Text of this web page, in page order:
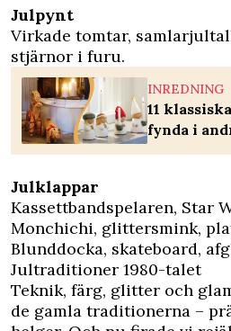
Julpynt
Virkade tomtar,
stjärnor i furu.
INREDNING
11
fynda i
Julklappar
Kassettbandspelaren, Star
Monchichi, glittersmink,
Blunddocka, skateboard,
Jultraditioner 1980-talet
Teknik, färg, glitter och
de gamla traditionerna –